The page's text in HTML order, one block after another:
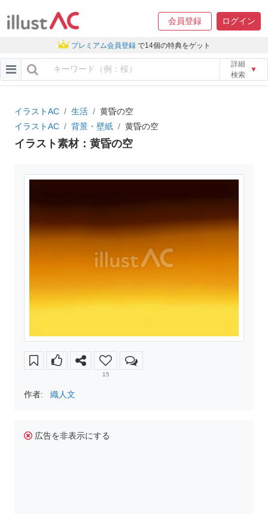
会員登録 ログイン
プレミアム会員登録 で14個の特典をゲット
詳細
検索
▼
イラストAC 生活
黄昏の空
イラストAC
背景・壁紙 黄昏の空
イラスト素材：黄昏の空
15
作者: 織人文
広告を非表示にする